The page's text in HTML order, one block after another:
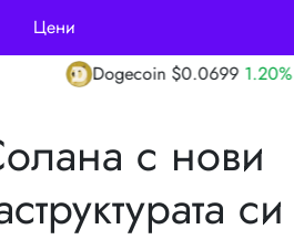
Цени
1.20% Toncoin $1.33
с нови
си